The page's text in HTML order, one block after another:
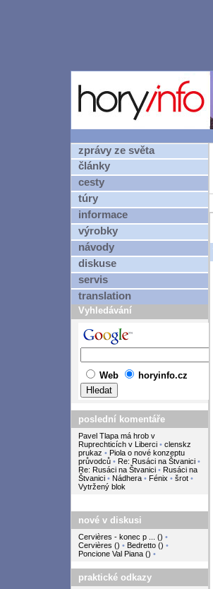
zprávy ze světa
články
cesty
túry
informace
výrobky
návody
diskuse
servis
translation
Vyhledávání
Web horyinfo.cz
poslední komentáře
Pavel Tlapa má hrob v
Ruprechticích v Liberci • clenskz
prukaz • Piola o nové konzeptu
průvodců • Re: Rusáci na Štvanici •
Re: Rusáci na Štvanici • Rusáci na
Štvanici • Nádhera • Fénix • šrot •
Vytržený blok
nové v diskusi
Cervières - konec p ... () •
Cervières () • Bedretto () •
Poncione Val Piana () •
praktické odkazy